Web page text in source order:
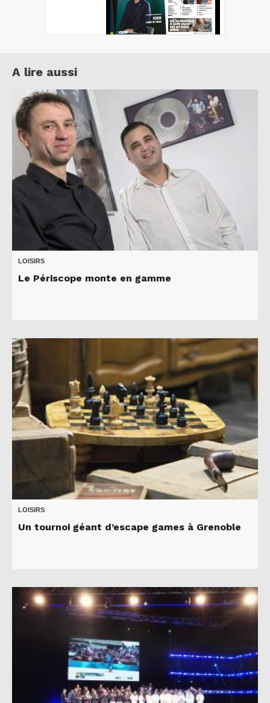
A lire aussi
LOISIRS
Le Périscope monte en gamme
LOISIRS
Un tournoi géant d’escape games à Grenoble